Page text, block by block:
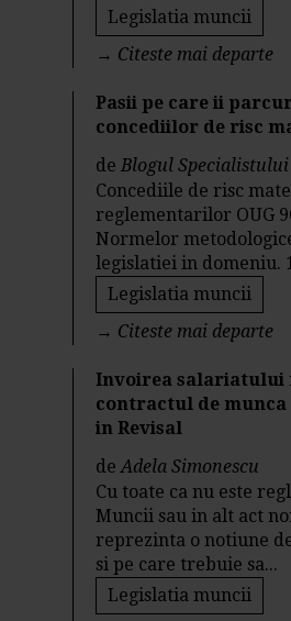
Legislatia muncii
→ Citeste mai departe
Pasii pe care ii
concediilor de risc
deBlogul Specialistului
Concediile de risc
reglementarilor OUG
Normelor
legislatiei in domeniu.
Legislatia muncii
→ Citeste mai departe
Invoirea salariatului
contractul de munca
in Revisal
deAdela Simonescu
Cu toate ca nu este
Muncii sau in alt act
reprezinta o notiune
si pe care trebuie sa...
Legislatia muncii